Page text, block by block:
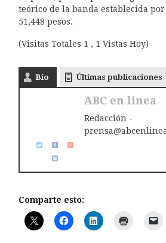
teórico de la banda establecida
51,448 pesos.
(Visitas Totales 1 , 1 Vistas Hoy)
Bio Últimas publicaciones
ABC en linea
Redacción -
Comparte esto: